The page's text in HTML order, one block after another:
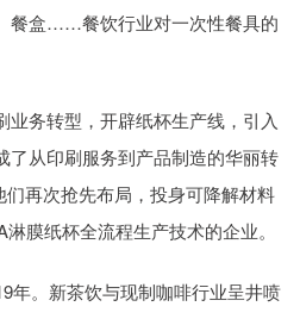
餐盒……餐饮行业对一次性餐具的
务转型，开辟纸杯生产线，引入
了从印刷服务到产品制造的华丽转
们再次抢先布局，投身可降解材料
膜纸杯全流程生产技术的企业。
。新茶饮与现制咖啡行业呈井喷